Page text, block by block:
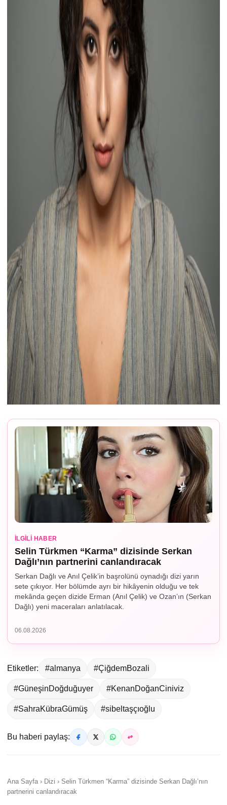
İLGILI HABER
Selin Türkmen “Karma” dizisinde Serkan
Dağlı’nın partnerini canlandıracak
Serkan Dağlı ve Anıl Çelik’in başrolünü oynadığı dizi yarın
sete çıkıyor. Her bölümde ayrı bir hikâyenin olduğu ve tek
mekânda geçen dizide Erman (Anıl Çelik) ve Ozan’ın (Serkan
Dağlı) yeni maceraları anlatılacak.
06.08.2026
Etiketler: #almanya #ÇiğdemBozali
#GüneşinDoğduğuyer #KenanDoğanCiniviz
#SahraKübraGümüş #sibeltaşçıoğlu
Bu haberi paylaş:
Ana Sayfa › Dizi › Selin Türkmen “Karma” dizisinde Serkan Dağlı’nın
partnerini canlandıracak